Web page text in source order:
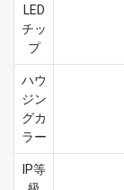
LED
チッ
プ
ハウ
ジン
グカ
ラー
IP等